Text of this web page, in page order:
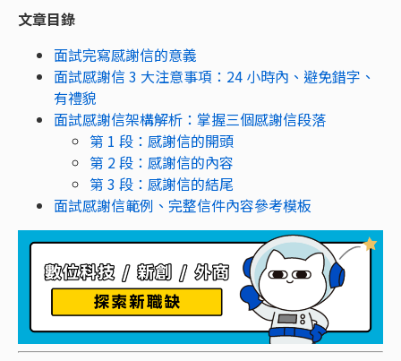
文章目錄
面試完寫感謝信的意義
面試感謝信 3 大注意事項：24 小時內、避免錯字、
有禮貌
面試感謝信架構解析：掌握三個感謝信段落
第 1 段：感謝信的開頭
第 2 段：感謝信的內容
第 3 段：感謝信的結尾
面試感謝信範例、完整信件內容參考模板